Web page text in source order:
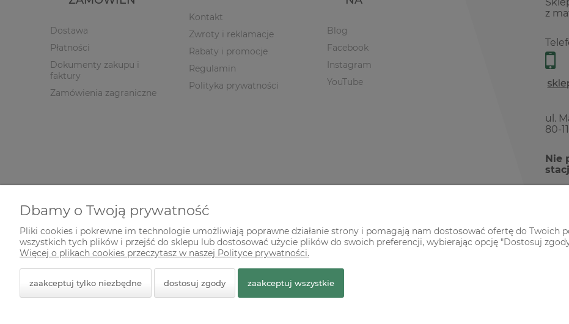
z
ul.
80-
Nie
Dostawa
Płatności
Dokumenty zakupu i
faktury
Zamówienia zagraniczne
Kontakt
Zwroty i reklamacje
Rabaty i promocje
Regulamin
Polityka prywatności
Blog
Facebook
Instagram
YouTube
© 2026 zielonekoty.pl. Wszelkie prawa zastrzeżone.
Dbamy o Twoją prywatność
Pliki cookies i pokrewne im technologie umożliwiają poprawne działanie strony i pomagają nam dostosować ofertę do Twoich
wszystkich tych plików i przejść do sklepu lub dostosować użycie plików do swoich preferencji, wybierając opcję "Dostosuj
Więcej o plikach cookies przeczytasz w naszej Polityce prywatności.
zaakceptuj tylko niezbędne dostosuj zgody zaakceptuj wszystkie